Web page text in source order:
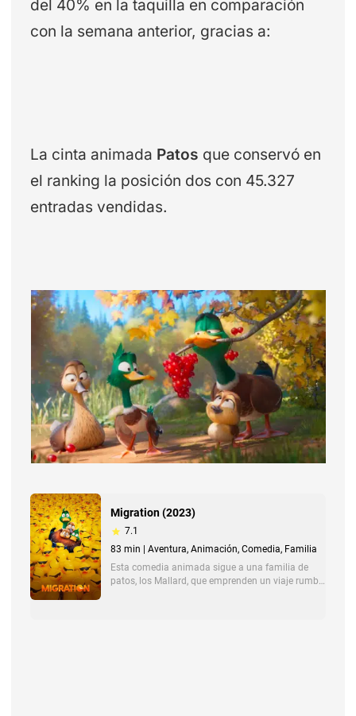
del 40% en la taquilla en comparación
con la semana anterior, gracias a:
La cinta animada Patos que conservó en
el ranking la posición dos con 45.327
entradas vendidas.